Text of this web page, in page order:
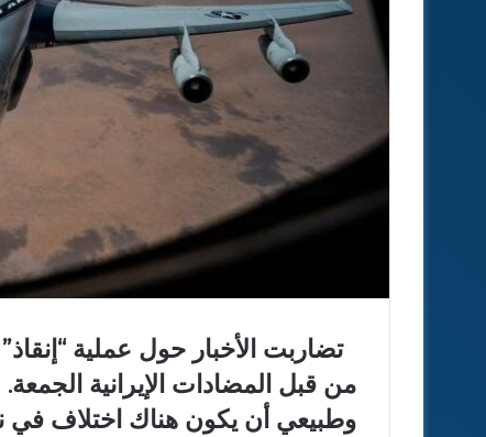
تضاربت الأخبار حول عملية
من قبل المضادات الإيرانية الجمعة.
وطبيعي أن يكون هناك اختلاف في